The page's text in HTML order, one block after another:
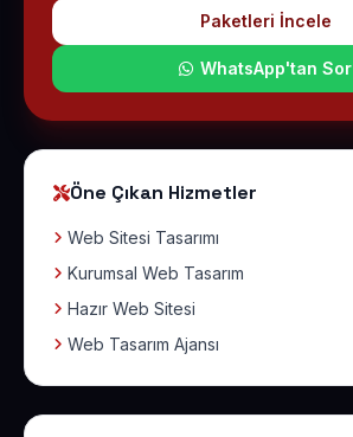
Paketleri İncele
WhatsApp'tan Sor
Öne Çıkan Hizmetler
Web Sitesi Tasarımı
Kurumsal Web Tasarım
Hazır Web Sitesi
Web Tasarım Ajansı